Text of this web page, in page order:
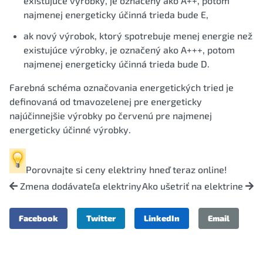
najmenej energeticky účinná trieda bude E,
ak nový výrobok, ktorý spotrebuje menej energie než
existujúce výrobky, je označený ako A+++, potom
najmenej energeticky účinná trieda bude D.
Farebná schéma označovania energetických tried je
definovaná od tmavozelenej pre energeticky
najúčinnejšie výrobky po červenú pre najmenej
energeticky účinné výrobky.
Porovnajte si ceny elektriny hneď teraz online!
Zmena dodávateľa elektrinyAko ušetriť na elektrine
Facebook Twitter LinkedIn Email